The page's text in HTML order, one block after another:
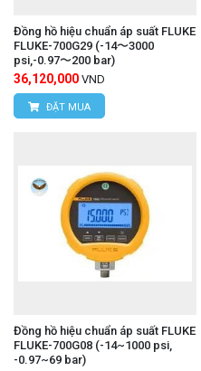
Đồng hồ hiệu chuẩn áp suất FLUKE
FLUKE-700G29 (-14〜3000
psi,-0.97〜200 bar)
36,120,000 VND
ĐẶT MUA
Đồng hồ hiệu chuẩn áp suất FLUKE
FLUKE-700G08 (-14~1000 psi,
-0.97~69 bar)